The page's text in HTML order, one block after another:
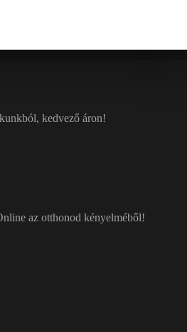
kedvező áron!
az otthonod kényelméből!